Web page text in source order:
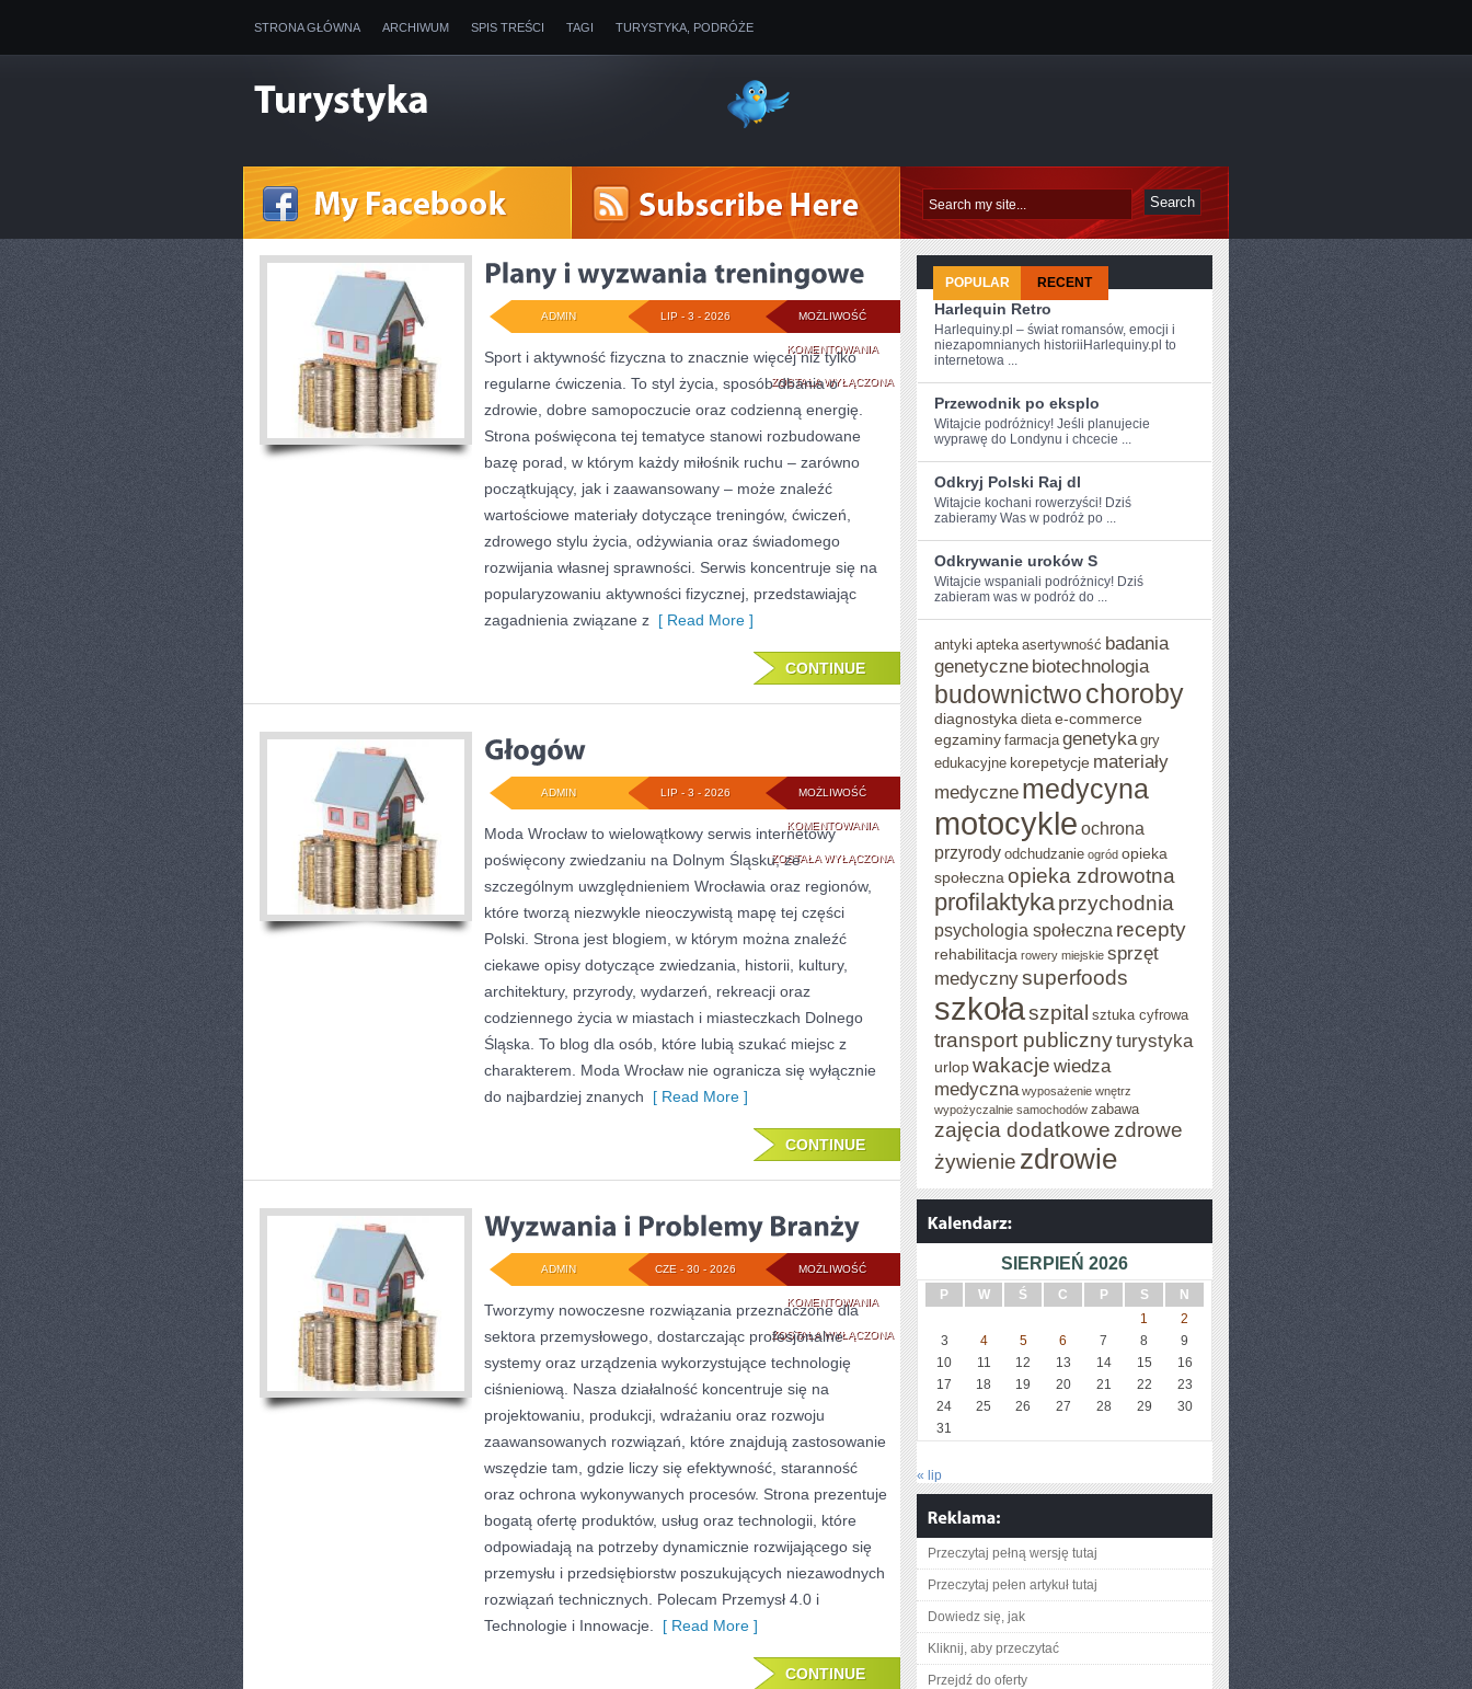
STRONA GŁÓWNA ARCHIWUM SPIS TREŚCI TAGI TURYSTYKA, PODRÓŻE
MOŻLIWOŚĆ
KOMENTOWANIAPLANY
I
WYZWANIA
TRENINGOWE
ZOSTAŁA WYŁĄCZONA
LIP - 3 - 2026
ADMIN
Sport i aktywność fizyczna to znacznie więcej niż tylko
regularne ćwiczenia. To styl życia, sposób dbania o
zdrowie, dobre samopoczucie oraz codzienną energię.
Strona poświęcona tej tematyce stanowi rozbudowane
bazę porad, w którym każdy miłośnik ruchu – zarówno
początkujący, jak i zaawansowany – może znaleźć
wartościowe materiały dotyczące treningów, ćwiczeń,
zdrowego stylu życia, odżywiania oraz świadomego
rozwijania własnej sprawności. Serwis koncentruje się na
popularyzowaniu aktywności fizycznej, przedstawiając
zagadnienia związane z [ Read More ]
CONTINUE
MOŻLIWOŚĆ
KOMENTOWANIAGŁOGÓW
ZOSTAŁA WYŁĄCZONA
LIP - 3 - 2026
ADMIN
Moda Wrocław to wielowątkowy serwis internetowy
poświęcony zwiedzaniu na Dolnym Śląsku, ze
szczególnym uwzględnieniem Wrocławia oraz regionów,
które tworzą niezwykle nieoczywistą mapę tej części
Polski. Strona jest blogiem, w którym można znaleźć
ciekawe opisy dotyczące zwiedzania, historii, kultury,
architektury, przyrody, wydarzeń, rekreacji oraz
codziennego życia w miastach i miasteczkach Dolnego
Śląska. To blog dla osób, które lubią szukać miejsc z
charakterem. Moda Wrocław nie ogranicza się wyłącznie
do najbardziej znanych [ Read More ]
CONTINUE
MOŻLIWOŚĆ
KOMENTOWANIAWYZWANIA
I
PROBLEMY
BRANŻY
ZOSTAŁA WYŁĄCZONA
CZE - 30 - 2026
ADMIN
Tworzymy nowoczesne rozwiązania przeznaczone dla
sektora przemysłowego, dostarczając profesjonalne
systemy oraz urządzenia wykorzystujące technologię
ciśnieniową. Nasza działalność koncentruje się na
projektowaniu, produkcji, wdrażaniu oraz rozwoju
zaawansowanych rozwiązań, które znajdują zastosowanie
wszędzie tam, gdzie liczy się efektywność, staranność
oraz ochrona wykonywanych procesów. Strona prezentuje
bogatą ofertę produktów, usług oraz technologii, które
odpowiadają na potrzeby dynamicznie rozwijającego się
przemysłu i przedsiębiorstw poszukujących niezawodnych
rozwiązań technicznych. Polecam Przemysł 4.0 i
Technologie i Innowacje.
[ Read More ]
CONTINUE
POPULAR RECENT
Harlequin Retro
Harlequiny.pl – świat romansów, emocji i
niezapomnianych historiiHarlequiny.pl to
internetowa ...
Przewodnik po eksplo
Witajcie ⁤podróżnicy! Jeśli ‍planujecie
wyprawę do Londynu i chcecie ...
Odkryj Polski Raj dl
Witajcie kochani rowerzyści! Dziś
zabieramy Was w podróż po ...
Odkrywanie uroków S
Witajcie ⁢wspaniali podróżnicy! Dziś⁢
zabieram was w‌ podróż ⁣do ...
antyki apteka asertywność badania
genetyczne biotechnologia
budownictwochoroby
diagnostyka dieta e-commerce
egzaminy farmacja genetyka gry
edukacyjne korepetycje materiały
medyczne medycyna
motocykle ochrona
przyrody odchudzanie ogród opieka
społeczna opieka zdrowotna
profilaktykaprzychodnia
psychologia społeczna recepty
rehabilitacja rowery miejskie sprzęt
medycznysuperfoods
szkołaszpital sztuka cyfrowa
transport publicznyturystyka
urlopwakacje wiedza
medyczna wyposażenie wnętrz
wypożyczalnie samochodów zabawa
zajęcia dodatkowe zdrowe
żywienie zdrowie
SIERPIEŃ 2026
P W Ś C P S
N
1
2
3
4 5 6 7 8
9
10
11 12 13 14 15
16
17
18 19 20 21 22
23
24
25 26 27 28 29
30
31
« lip
Przeczytaj pełną wersję tutaj
Przeczytaj pełen artykuł tutaj
Dowiedz się, jak
Kliknij, aby przeczytać
Przejdź do oferty